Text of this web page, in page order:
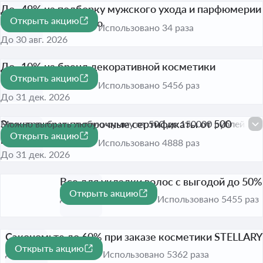
-49%
До -49% на подборку мужского ухода и парфюмерии
от Вани Дмитриенко
До 30 авг. 2026
Открыть акцию
Использовано 34 раза
-10%
До -10% на бренд декоративной косметики
VIVIENNE SABO
До 31 дек. 2026
Открыть акцию
Использовано 5456 раз
Электронные подарочные сертификаты от 500
рублей
До 31 дек. 2026
Можно выбрать любую сумму от 500 до 150000 рублей.
Открыть акцию
Использовано 4888 раз
-50%
Все для укладки волос с выгодой до 50%
До 31 дек. 2026
Открыть акцию
Использовано 5455 раз
-60%
Сэкономьте до 60% при заказе косметики STELLARY
До 31 дек. 2026
Открыть акцию
Использовано 5362 раза